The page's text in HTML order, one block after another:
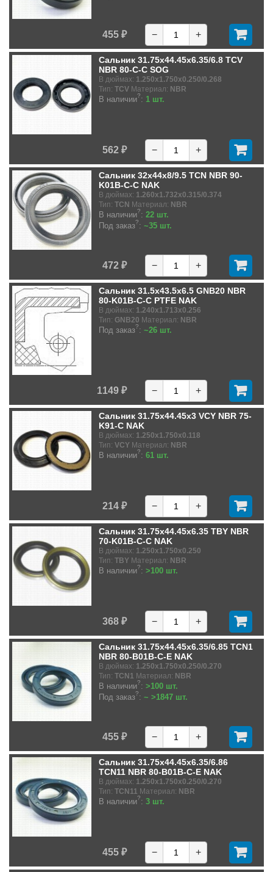
455 ₽ − +
Сальник 31.75x44.45x6.35/6.8 TCV
NBR 80-C-C SOG
В дюймах: 1.250x1.750x0.250/0.268
Тип: TCV Материал: NBR
В наличии?: 1 шт.
562 ₽ − +
Сальник 32x44x8/9.5 TCN NBR 90-
K01B-C-C NAK
В дюймах: 1.260x1.732x0.315/0.374
Тип: TCN Материал: NBR
В наличии?: 22 шт.
Под заказ?: ~35 шт.
472 ₽ − +
Сальник 31.5x43.5x6.5 GNB20 NBR
80-K01B-C-C PTFE NAK
В дюймах: 1.240x1.713x0.256
Тип: GNB20 Материал: NBR
Под заказ?: ~26 шт.
1149 ₽ − +
Сальник 31.75x44.45x3 VCY NBR 75-
K91-C NAK
В дюймах: 1.250x1.750x0.118
Тип: VCY Материал: NBR
В наличии?: 61 шт.
214 ₽ − +
Сальник 31.75x44.45x6.35 TBY NBR
70-K01B-C-C NAK
В дюймах: 1.250x1.750x0.250
Тип: TBY Материал: NBR
В наличии?: >100 шт.
368 ₽ − +
Сальник 31.75x44.45x6.35/6.85 TCN1
NBR 80-B01B-C-E NAK
В дюймах: 1.250x1.750x0.250/0.270
Тип: TCN1 Материал: NBR
В наличии?: >100 шт.
Под заказ?: ~ >1847 шт.
455 ₽ − +
Сальник 31.75x44.45x6.35/6.86
TCN11 NBR 80-B01B-C-E NAK
В дюймах: 1.250x1.750x0.250/0.270
Тип: TCN11 Материал: NBR
В наличии?: 3 шт.
455 ₽ − +